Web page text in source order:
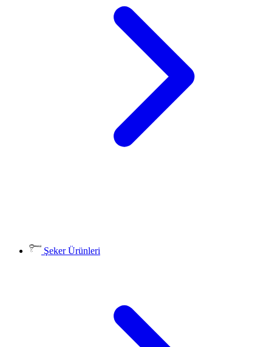
Şeker Ürünleri